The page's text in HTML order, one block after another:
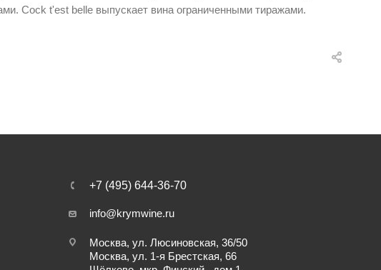
Cock t'est belle выпускает вина ограниченными тиражами.
+7 (495) 644-36-70
info@krymwine.ru
Москва, ул. Люсиновская, 36/50
Москва, ул. 1-я Брестская, 66